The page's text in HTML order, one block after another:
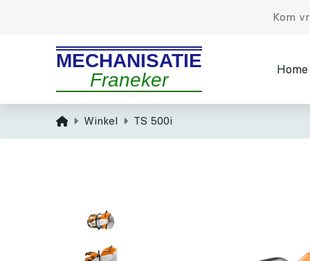
Kom
MECHANISATIE
Franeker
Home
HomeWinkel TS 500i